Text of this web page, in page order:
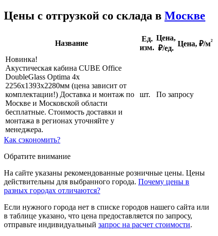
Цены с отгрузкой со склада в Москве
Название
Ед.
изм.
Цена,
₽/ед.
Цена, ₽/м²
Новинка!
Акустическая кабина CUBE Office
DoubleGlass Optima 4x
2256х1393х2280мм (цена зависит от
комплектации!) Доставка и монтаж по
Москве и Московской области
бесплатные. Стоимость доставки и
монтажа в регионах уточняйте у
менеджера.
шт. По запросу
Как сэкономить?
Обратите внимание
На сайте указаны рекомендованные розничные цены. Цены
действительны для выбранного города. Почему цены в
разных городах отличаются?
Если нужного города нет в списке городов нашего сайта или
в таблице указано, что цена предоставляется по запросу,
отправьте индивидуальный запрос на расчет стоимости.